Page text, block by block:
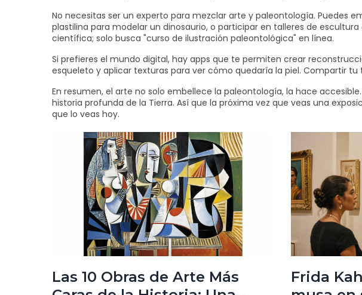
No necesitas ser un experto para mezclar arte y paleontología. Puedes
plastilina para modelar un dinosaurio, o participar en talleres de
científica; solo busca "curso de ilustración paleontológica" en línea.
Si prefieres el mundo digital, hay apps que te permiten crear
esqueleto y aplicar texturas para ver cómo quedaría la piel. Compartir
En resumen, el arte no solo embellece la paleontología, la hace
historia profunda de la Tierra. Así que la próxima vez que veas una
que lo veas hoy.
Las 10 Obras de Arte Más
Frida